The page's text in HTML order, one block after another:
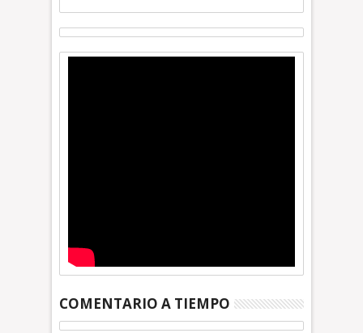
COMENTARIO A TIEMPO